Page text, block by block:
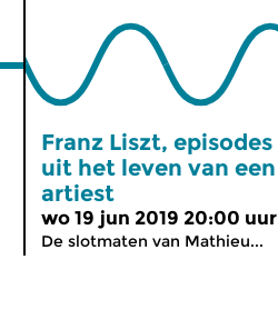
Franz Liszt, episodes
uit het leven van een
artiest
wo 19 jun 2019 20:00 uur
De slotmaten van Mathieu...